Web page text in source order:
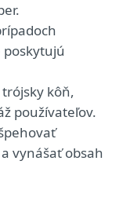
kôň,
používateľov.
vynášať obsah